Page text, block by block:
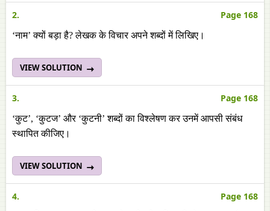
2. Page 168
‘नाम’ क्यों बड़ा है? लेखक के विचार अपने शब्दों में लिखिए।
VIEW SOLUTION
3. Page 168
‘कुट’, ‘कुटज’ और ‘कुटनी’ शब्दों का विश्लेषण कर उनमें आपसी संबंध
स्थापित कीजिए।
VIEW SOLUTION
4. Page 168